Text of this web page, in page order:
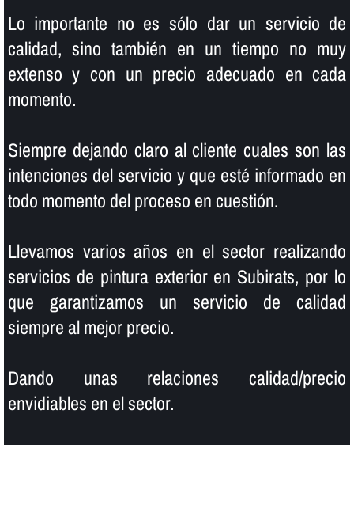
Lo importante no es sólo dar un servicio de
calidad, sino también en un tiempo no muy
extenso y con un precio adecuado en cada
momento.
Siempre dejando claro al cliente cuales son las
intenciones del servicio y que esté informado en
todo momento del proceso en cuestión.
Llevamos varios años en el sector realizando
servicios de pintura exterior en Subirats, por lo
que garantizamos un servicio de calidad
siempre al mejor precio.
Dando unas relaciones calidad/precio
envidiables en el sector.